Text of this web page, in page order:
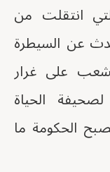
انتقلت من
عن السيطرة
على غرار
الحياة
الحكومة ما